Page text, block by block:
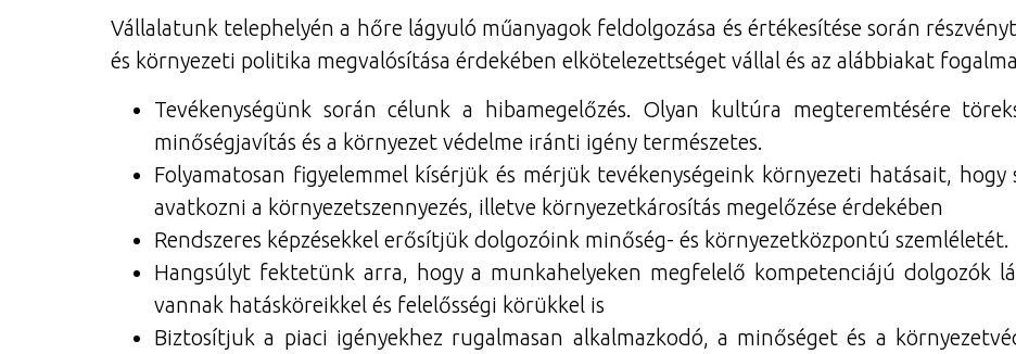
Vállalatunk telephelyén a hőre lágyuló műanyagok feldolgozása és értékesítése során
és környezeti politika megvalósítása érdekében elkötelezettséget vállal és az alábbiakat
Tevékenységünk során célunk a hibamegelőzés. Olyan kultúra megteremtésére
minőségjavítás és a környezet védelme iránti igény természetes.
Folyamatosan figyelemmel kísérjük és mérjük tevékenységeink környezeti hatásait,
avatkozni a környezetszennyezés, illetve környezetkárosítás megelőzése érdekében
Rendszeres képzésekkel erősítjük dolgozóink minőség- és környezetközpontú szemléletét.
Hangsúlyt fektetünk arra, hogy a munkahelyeken megfelelő kompetenciájú dolgozók
vannak hatásköreikkel és felelősségi körükkel is
Biztosítjuk a piaci igényekhez rugalmasan alkalmazkodó, a minőséget és a